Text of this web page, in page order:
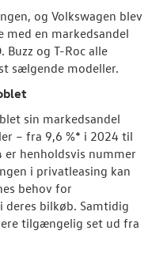
og Volkswagen blev
en markedsandel
Buzz og T-Roc alle
sælgende modeller.
sin markedsandel
– fra 9,6 %* i 2024 til
er henholdsvis nummer
i privatleasing kan
behov for
bilkøb. Samtidig
tilgængelig set ud fra